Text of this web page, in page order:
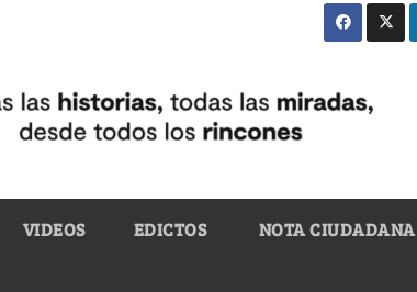
VIDEOS EDICTOS NOTA CIUDADANA